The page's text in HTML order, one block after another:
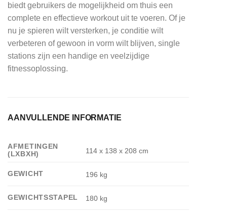
biedt gebruikers de mogelijkheid om thuis een
complete en effectieve workout uit te voeren. Of je
nu je spieren wilt versterken, je conditie wilt
verbeteren of gewoon in vorm wilt blijven, single
stations zijn een handige en veelzijdige
fitnessoplossing.
AANVULLENDE INFORMATIE
AFMETINGEN
(LXBXH)
114 x 138 x 208 cm
GEWICHT 196 kg
GEWICHTSSTAPEL 180 kg